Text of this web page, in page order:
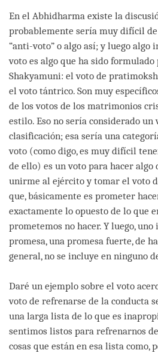
En el Abhidharma existe la
probablemente sería muy difícil
“anti-voto” o algo así; y luego algo
voto es algo que ha sido formulado
Shakyamuni: el voto de
el voto tántrico. Son muy
de los votos de los matrimonios
estilo. Eso no sería considerado un
clasificación; esa sería una
voto (como digo, es muy difícil
de ello) es un voto para hacer algo
unirme al ejército y tomar el voto
que, básicamente es prometer
exactamente lo opuesto de lo que
prometemos no hacer. Y luego,
promesa, una promesa fuerte, de
general, no se incluye en ninguno
Daré un ejemplo sobre el voto
voto de refrenarse de la conducta
una larga lista de lo que es
sentimos listos para refrenarnos
cosas que están en esa lista como,